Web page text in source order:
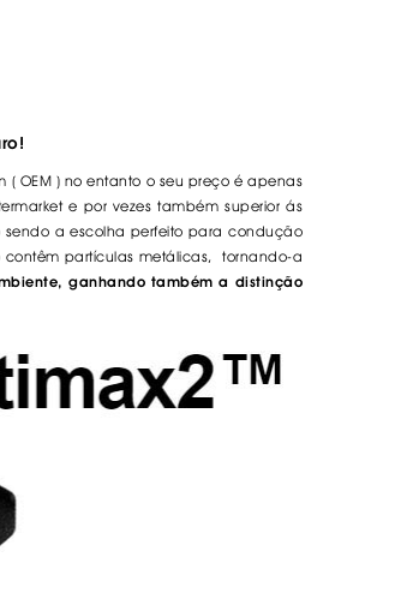
( OEM ) no entanto o seu preço é apenas
e por vezes também superior ás
a escolha perfeito para condução
contêm partículas metálicas, tornando-a
ganhando também a distinção